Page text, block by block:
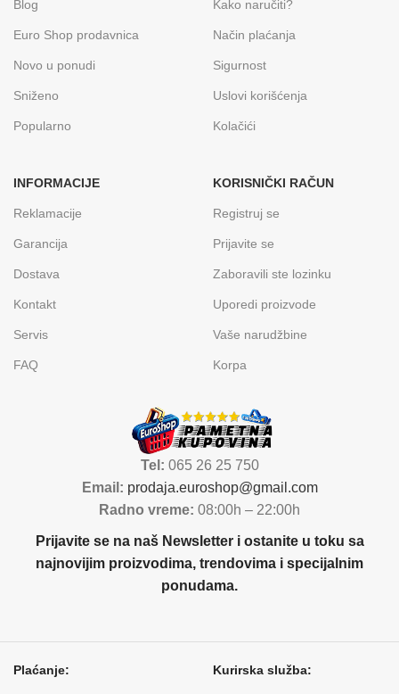
Blog
Euro Shop prodavnica
Novo u ponudi
Sniženo
Popularno
Kako naručiti?
Način plaćanja
Sigurnost
Uslovi korišćenja
Kolačići
INFORMACIJE
Reklamacije
Garancija
Dostava
Kontakt
Servis
FAQ
KORISNIČKI RAČUN
Registruj se
Prijavite se
Zaboravili ste lozinku
Uporedi proizvode
Vaše narudžbine
Korpa
Tel: 065 26 25 750
Email: prodaja.euroshop@gmail.com
Radno vreme: 08:00h – 22:00h
Prijavite se na naš Newsletter i ostanite u toku sa
najnovijim proizvodima, trendovima i specijalnim
ponudama.
Plaćanje: Kurirska služba: